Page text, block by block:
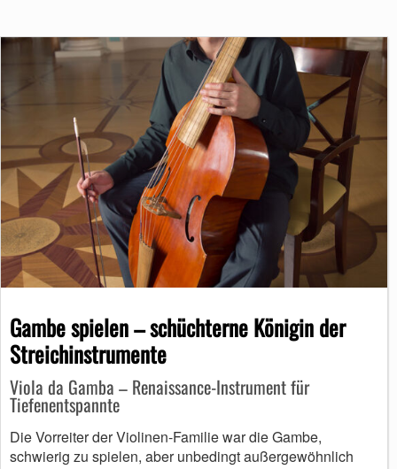
Gambe spielen – schüchterne Königin der
Streichinstrumente
Viola da Gamba – Renaissance-Instrument für
Tiefenentspannte
Die Vorreiter der Violinen-Familie war die Gambe,
schwierig zu spielen, aber unbedingt außergewöhnlich